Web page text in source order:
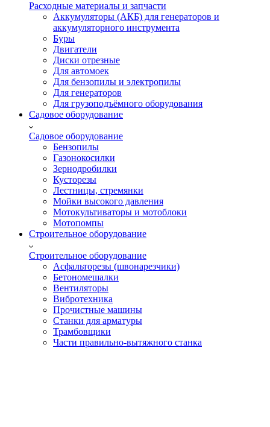
Расходные материалы и запчасти
Аккумуляторы (АКБ) для генераторов и
аккумуляторного инструмента
Буры
Двигатели
Диски отрезные
Для автомоек
Для бензопилы и электропилы
Для генераторов
Для грузоподъёмного оборудования
Садовое оборудование
Садовое оборудование
Бензопилы
Газонокосилки
Зернодробилки
Кусторезы
Лестницы, стремянки
Мойки высокого давления
Мотокультиваторы и мотоблоки
Мотопомпы
Строительное оборудование
Строительное оборудование
Асфальторезы (швонарезчики)
Бетономешалки
Вентиляторы
Вибротехника
Прочистные машины
Станки для арматуры
Трамбовщики
Части правильно-вытяжного станка